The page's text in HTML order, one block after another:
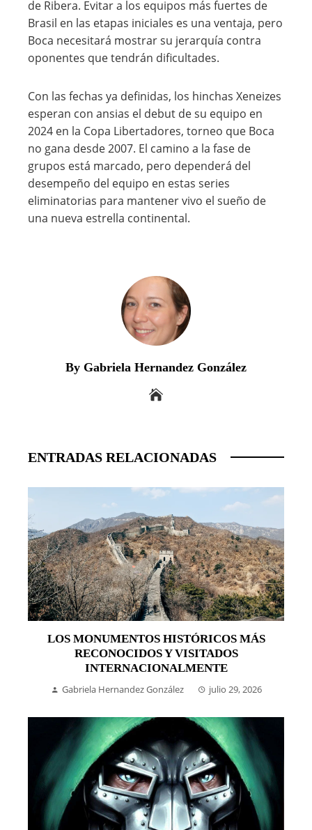
de Ribera. Evitar a los equipos más fuertes de
Brasil en las etapas iniciales es una ventaja, pero
Boca necesitará mostrar su jerarquía contra
oponentes que tendrán dificultades.
Con las fechas ya definidas, los hinchas Xeneizes
esperan con ansias el debut de su equipo en
2024 en la Copa Libertadores, torneo que Boca
no gana desde 2007. El camino a la fase de
grupos está marcado, pero dependerá del
desempeño del equipo en estas series
eliminatorias para mantener vivo el sueño de
una nueva estrella continental.
By Gabriela Hernandez González
ENTRADAS RELACIONADAS
LOS MONUMENTOS HISTÓRICOS MÁS
RECONOCIDOS Y VISITADOS
INTERNACIONALMENTE
Gabriela Hernandez González julio 29, 2026